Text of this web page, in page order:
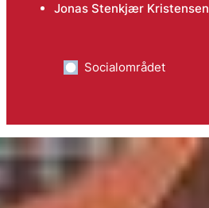
Jonas Stenkjær Kristensen
Socialområdet